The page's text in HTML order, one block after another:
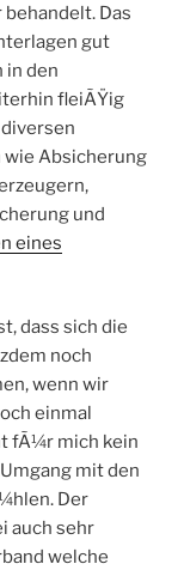
Das
gut
in den
fleiÃŸig
Absicherung
und
eines
dass sich die
noch
wenn wir
einmal
fÃ¼r mich kein
mit den
Der
auch sehr
welche